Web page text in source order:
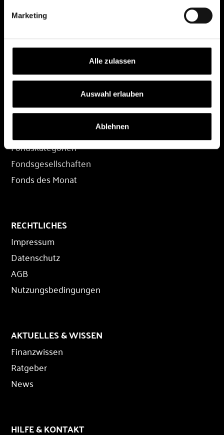
Marketing
Alle zulassen
Auswahl erlauben
Ablehnen
Depot eröffnen
Depot übertragen
Konditionen
FONDS
Fondskategorien
Fondsgesellschaften
Fonds des Monat
RECHTLICHES
Impressum
Datenschutz
AGB
Nutzungsbedingungen
AKTUELLES & WISSEN
Finanzwissen
Ratgeber
News
HILFE & KONTAKT